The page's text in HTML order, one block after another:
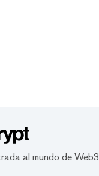
al mundo de Web3